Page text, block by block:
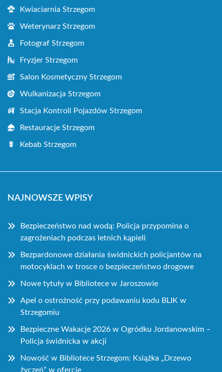
Kwiaciarnia Strzegom
Weterynarz Strzegom
Fotograf Strzegom
Fryzjer Strzegom
Salon Kosmetyczny Strzegom
Wulkanizacja Strzegom
Stacja Kontroli Pojazdów Strzegom
Restauracje Strzegom
Kebab Strzegom
NAJNOWSZE WPISY
Bezpieczeństwo nad wodą: Policja przypomina o
zagrożeniach podczas letnich kąpieli
Bezpardonowe działania świdnickich policjantów na
motocyklach w trosce o bezpieczeństwo drogowe
Nowe tytuły w Bibliotece w Jaroszowie
Apel o ostrożność przy podawaniu kodu BLIK w
Strzegomiu
Bezpieczne Wakacje 2026 w Ogródku Jordanowskim –
Policja świdnicka w akcji
Nowość w Bibliotece Strzegom: Książka „Drzewo
życzeń” w ofercie